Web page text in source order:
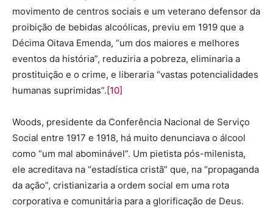
movimento de centros sociais e um veterano defensor da
proibição de bebidas alcoólicas, previu em 1919 que a
Décima Oitava Emenda, “um dos maiores e melhores
eventos da história”, reduziria a pobreza, eliminaria a
prostituição e o crime, e liberaria “vastas potencialidades
humanas suprimidas”.[10]
Woods, presidente da Conferência Nacional de Serviço
Social entre 1917 e 1918, há muito denunciava o álcool
como “um mal abominável”. Um pietista pós-milenista,
ele acreditava na “estadística cristã” que, na “propaganda
da ação”, cristianizaria a ordem social em uma rota
corporativa e comunitária para a glorificação de Deus.